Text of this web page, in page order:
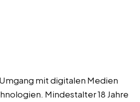
mit digitalen Medien
Mindestalter 18 Jahre